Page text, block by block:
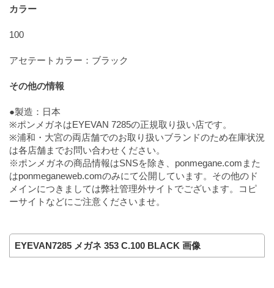
カラー
100
アセテートカラー：ブラック
その他の情報
●製造：日本
※ポンメガネはEYEVAN 7285の正規取り扱い店です。
※浦和・大宮の両店舗でのお取り扱いブランドのため在庫状況
は各店舗までお問い合わせください。
※ポンメガネの商品情報はSNSを除き、ponmegane.comまた
はponmeganeweb.comのみにて公開しています。その他のド
メインにつきましては弊社管理外サイトでございます。コピ
ーサイトなどにご注意くださいませ。
EYEVAN7285 メガネ 353 C.100 BLACK 画像